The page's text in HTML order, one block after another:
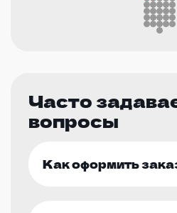
Часто
вопросы
Как оформить